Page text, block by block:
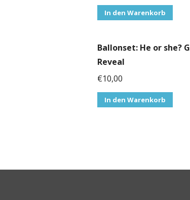
In den Warenkorb
Ballonset: He or she?
Reveal
€10,00
In den Warenkorb